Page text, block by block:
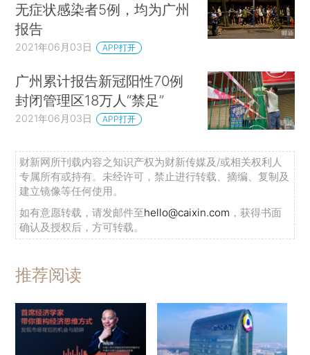
无症状感染者5例，均为广州
报告
2021年06月03日 APP打开
广州累计报告新冠阳性70例
封闭管理区18万人“禁足”
2021年06月03日 APP打开
财新网所刊载内容之知识产权为财新传媒及/或相关权利人
专属所有或持有。未经许可，禁止进行转载、摘编、复制及
建立镜像等任何使用。
如有意愿转载，请发邮件至hello@caixin.com ，获得书面
确认及授权后，方可转载。
推荐阅读